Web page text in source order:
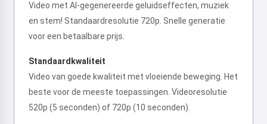
Video met AI-gegenereerde geluidseffecten, muziek
en stem! Standaardresolutie 720p. Snelle generatie
voor een betaalbare prijs.
Standaardkwaliteit
Video van goede kwaliteit met vloeiende beweging. Het
beste voor de meeste toepassingen. Videoresolutie
520p (5 seconden) of 720p (10 seconden).